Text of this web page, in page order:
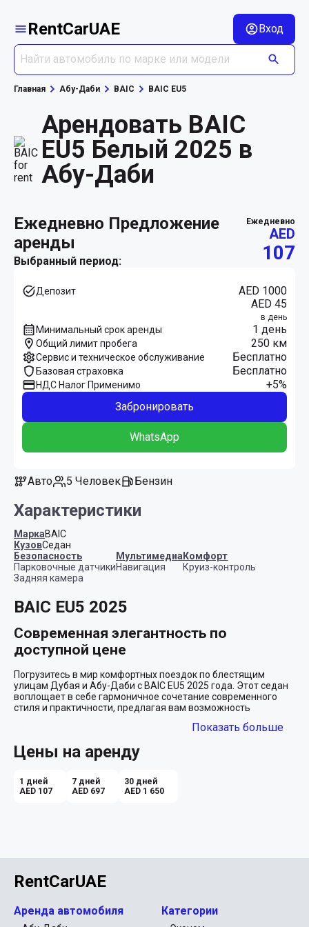
RentCarUAE Вход
Главная Абу-Даби BAIC BAIC EU5
Арендовать BAIC
EU5 Белый 2025 в
Абу-Даби
ежедневно Предложение
аренды
Выбранный период:
ежедневно
AED
107
Депозит
AED 1000
AED 45
в день
Минимальный срок аренды 1 день
Общий лимит пробега 250 км
Сервис и техническое обслуживание Бесплатно
Базовая страховка Бесплатно
НДС Налог Применимо
+5%
Забронировать
WhatsApp
Авто 5 Человек Бензин
Характеристики
МаркаBAIC
КузовСедан
Безопасность
Парковочные датчики
Задняя камера
Мультимедиа
Навигация
Комфорт
Круиз-контроль
BAIC EU5 2025
Современная элегантность по
доступной цене
Погрузитесь в мир комфортных поездок по блестящим
улицам Дубая и Абу-Даби с BAIC EU5 2025 года. Этот седан
воплощает в себе гармоничное сочетание современного
стиля и практичности, предлагая вам возможность
Совершенный городской спутник
С белым экстерьером, который искрится на солнечных лучах,
BAIC EU5 — это не просто машина, а настоящий символ
проще
BAIC EU5 оборудован всем необходимым для комфортной
городской езды. Вам больше не нужно беспокоиться о
Показать больше
Цены на аренду
1 дней
AED 107
7 дней
AED 697
30 дней
AED 1 650
RentCarUAE
Аренда автомобиля Категории